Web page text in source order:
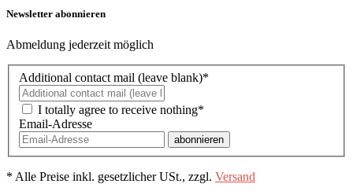
Newsletter abonnieren
Abmeldung jederzeit möglich
Additional contact mail (leave blank)*
I totally agree to receive nothing*
Email-Adresse
abonnieren
* Alle Preise inkl. gesetzlicher USt., zzgl. Versand